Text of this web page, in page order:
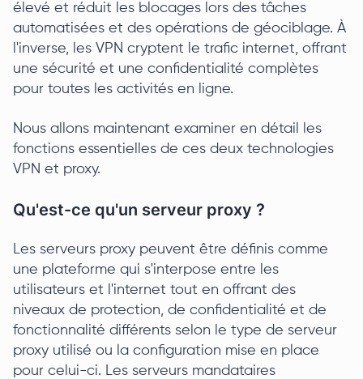
élevé et réduit les blocages lors des tâches
automatisées et des opérations de géociblage. À
l'inverse, les VPN cryptent le trafic internet, offrant
une sécurité et une confidentialité complètes
pour toutes les activités en ligne.
Nous allons maintenant examiner en détail les
fonctions essentielles de ces deux technologies
VPN et proxy.
Qu'est-ce qu'un serveur proxy ?
Les serveurs proxy peuvent être définis comme
une plateforme qui s'interpose entre les
utilisateurs et l'internet tout en offrant des
niveaux de protection, de confidentialité et de
fonctionnalité différents selon le type de serveur
proxy utilisé ou la configuration mise en place
pour celui-ci. Les serveurs mandataires